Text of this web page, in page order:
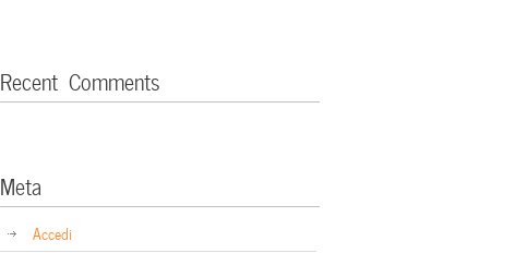
Recent Comments
Meta
Accedi